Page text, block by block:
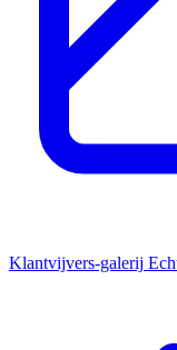
Klantvijvers-galerij